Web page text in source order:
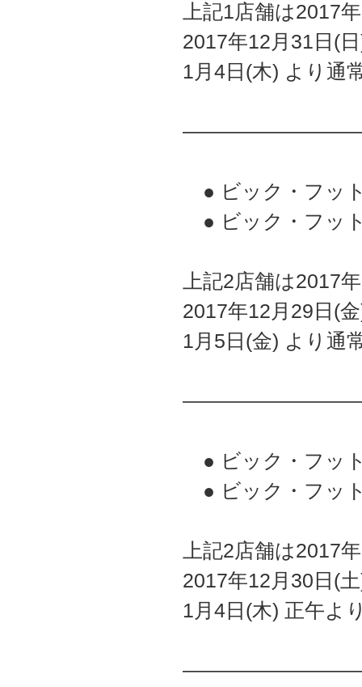
上記1店舗は2017
2017年12月31日(
1月4日(木) より通
● ビック・フッ
● ビック・フッ
上記2店舗は2017
2017年12月29日(
1月5日(金) より通
● ビック・フッ
● ビック・フッ
上記2店舗は2017
2017年12月30日(
1月4日(木) 正午よ